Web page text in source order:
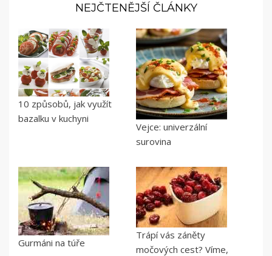
NEJČTENĚJŠÍ ČLÁNKY
10 způsobů, jak využít
bazalku v kuchyni
Vejce: univerzální
surovina
Gurmáni na túře
Trápí vás záněty
močových cest? Víme,